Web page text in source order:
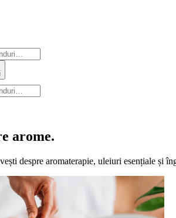
arome.
despre aromaterapie, uleiuri esențiale și